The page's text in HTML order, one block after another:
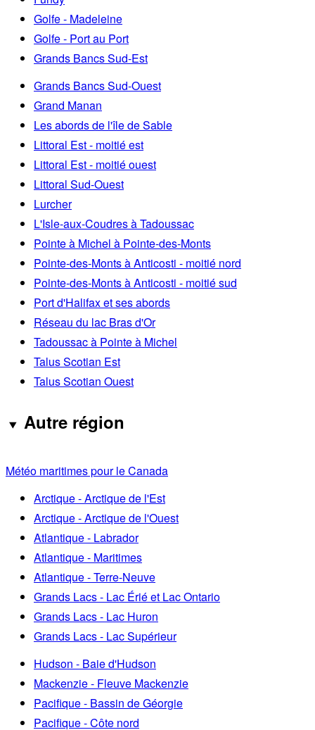
Golfe - Madeleine
Golfe - Port au Port
Grands Bancs Sud-Est
Grands Bancs Sud-Ouest
Grand Manan
Les abords de l'île de Sable
Littoral Est - moitié est
Littoral Est - moitié ouest
Littoral Sud-Ouest
Lurcher
L'Isle-aux-Coudres à Tadoussac
Pointe à Michel à Pointe-des-Monts
Pointe-des-Monts à Anticosti - moitié nord
Pointe-des-Monts à Anticosti - moitié sud
Port d'Halifax et ses abords
Réseau du lac Bras d'Or
Tadoussac à Pointe à Michel
Talus Scotian Est
Talus Scotian Ouest
Autre région
Météo maritimes pour le Canada
Arctique - Arctique de l'Est
Arctique - Arctique de l'Ouest
Atlantique - Labrador
Atlantique - Maritimes
Atlantique - Terre-Neuve
Grands Lacs - Lac Érié et Lac Ontario
Grands Lacs - Lac Huron
Grands Lacs - Lac Supérieur
Hudson - Baie d'Hudson
Mackenzie - Fleuve Mackenzie
Pacifique - Bassin de Géorgie
Pacifique - Côte nord